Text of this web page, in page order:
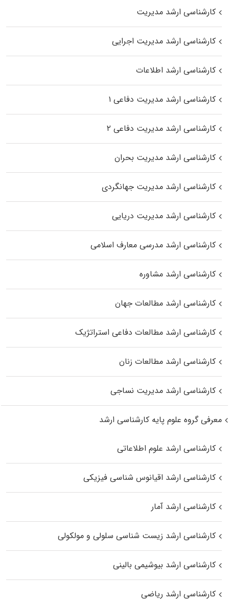
کارشناسی ارشد مدیریت
کارشناسی ارشد مدیریت اجرایی
کارشناسی ارشد اطلاعات
کارشناسی ارشد مدیریت دفاعی ۱
کارشناسی ارشد مدیریت دفاعی ۲
کارشناسی ارشد مدیریت بحران
کارشناسی ارشد مدیریت جهانگردی
کارشناسی ارشد مدیریت دریایی
کارشناسی ارشد مدرسی معارف اسلامی
کارشناسی ارشد مشاوره
کارشناسی ارشد مطالعات جهان
کارشناسی ارشد مطالعات دفاعی استراتژیک
کارشناسی ارشد مطالعات زنان
کارشناسی ارشد مدیریت نساجی
معرفی گروه علوم پایه کارشناسی ارشد
کارشناسی ارشد علوم اطلاعاتی
کارشناسی ارشد اقیانوس‌ شناسی فیزیکی
کارشناسی ارشد آمار
کارشناسی ارشد زیست شناسی سلولی و مولکولی
کارشناسی ارشد بیوشیمی بالینی
کارشناسی ارشد ریاضی